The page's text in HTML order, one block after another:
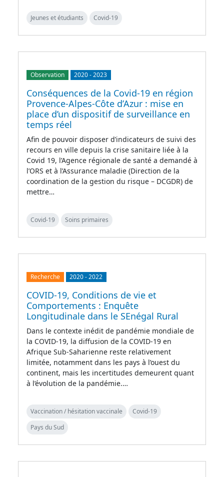
Jeunes et étudiants Covid-19
Observation 2020-2023
Conséquences de la Covid-19 en région
Provence-Alpes-Côte d’Azur : mise en
place d’un dispositif de surveillance en
temps réel
Afin de pouvoir disposer d’indicateurs de suivi des
recours en ville depuis la crise sanitaire liée à la
Covid 19, l’Agence régionale de santé a demandé à
l’ORS et à l’Assurance maladie (Direction de la
coordination de la gestion du risque – DCGDR) de
mettre…
Covid-19 Soins primaires
Recherche 2020-2022
COVID-19, Conditions de vie et
Comportements : Enquête
Longitudinale dans le SEnégal Rural
Dans le contexte inédit de pandémie mondiale de
la COVID-19, la diffusion de la COVID-19 en
Afrique Sub-Saharienne reste relativement
limitée, notamment dans les pays à l’ouest du
continent, mais les incertitudes demeurent quant
à l’évolution de la pandémie.…
Vaccination / hésitation vaccinale
Covid-19
Pays du Sud